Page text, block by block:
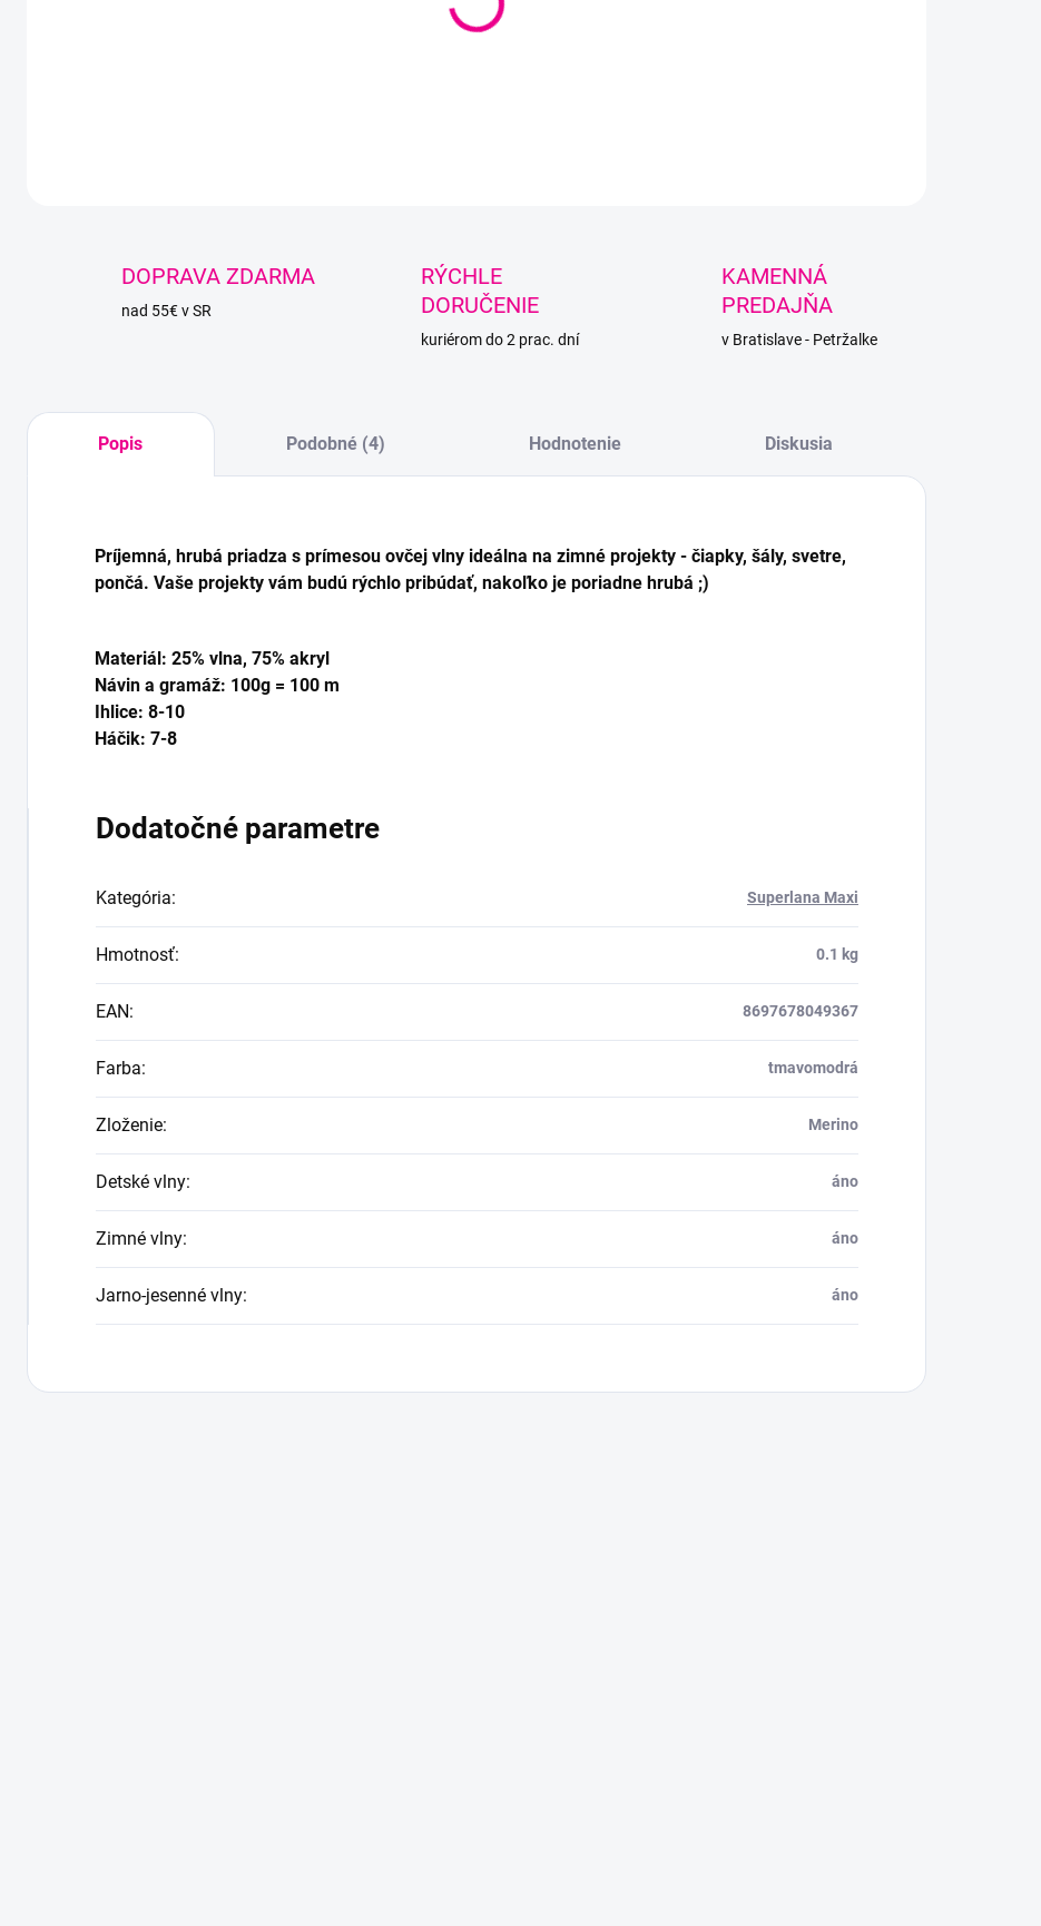
zahreje aj v najchladnejších dňoch.
DOPRAVA ZDARMA
nad 55€ v SR
RÝCHLE
DORUČENIE
kuriérom do 2 prac. dní
KAMENNÁ
PREDAJŇA
v Bratislave - Petržalke
Popis Podobné (4) Hodnotenie Diskusia
Príjemná, hrubá priadza s prímesou ovčej vlny ideálna na zimné projekty - čiapky, šály, svetre,
pončá. Vaše projekty vám budú rýchlo pribúdať, nakoľko je poriadne hrubá ;)
Materiál: 25% vlna, 75% akryl
Návin a gramáž: 100g = 100 m
Ihlice: 8-10
Háčik: 7-8
Dodatočné parametre
Kategória: Superlana Maxi
Hmotnosť: 0.1 kg
EAN: 8697678049367
Farba: tmavomodrá
Zloženie: Merino
Detské vlny: áno
Zimné vlny: áno
Jarno-jesenné vlny: áno